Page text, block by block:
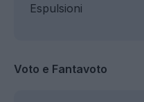
Espulsioni
Voto e Fantavoto